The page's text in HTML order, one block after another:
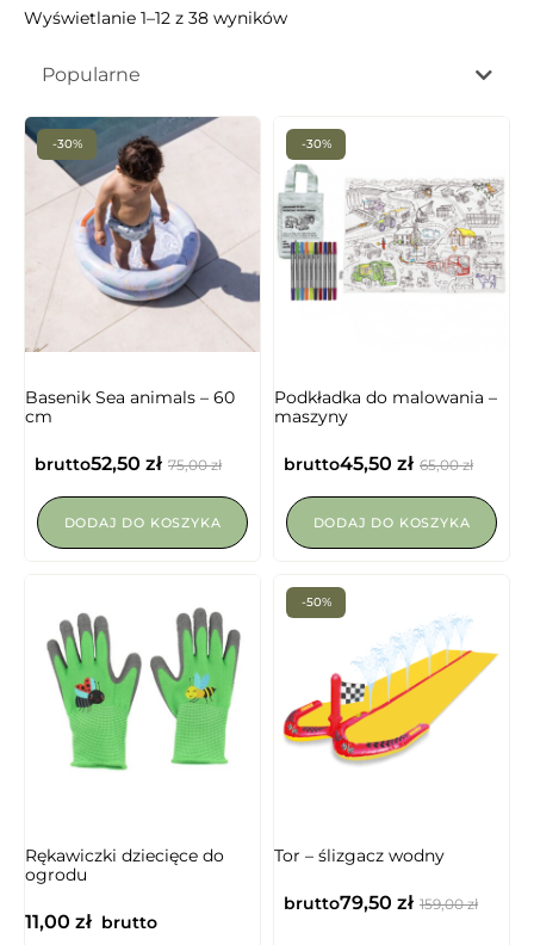
Wyświetlanie 1–12 z 38 wyników
Popularne
-30%
Basenik Sea animals – 60
cm
75,00zł
52,50 zł
brutto
DODAJ DO KOSZYKA
-30%
Podkładka do malowania –
maszyny
65,00zł
45,50 zł
brutto
DODAJ DO KOSZYKA
Rękawiczki dziecięce do
ogrodu
11,00 zł brutto
-50%
Tor – ślizgacz wodny
159,00zł
79,50 zł
brutto